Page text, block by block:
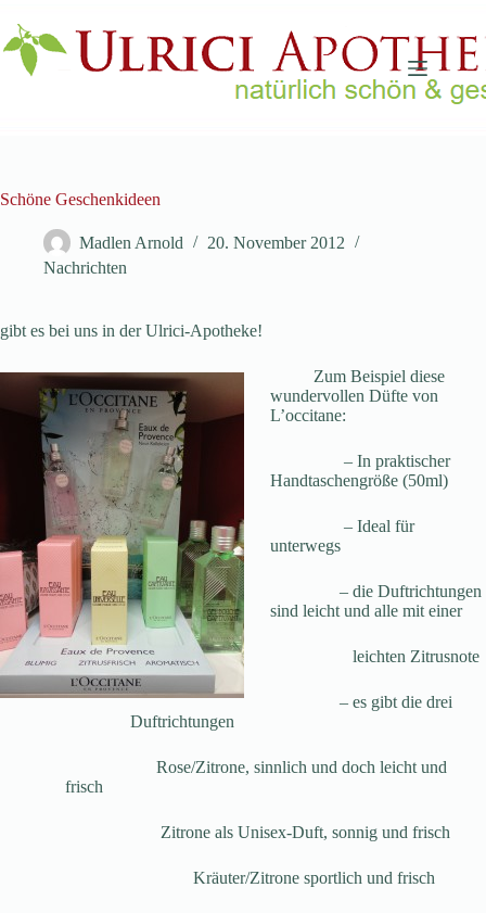
Inhalt
springen
Schöne Geschenkideen
Madlen Arnold
20. November 2012
Nachrichten
gibt es bei uns in der Ulrici-Apotheke!
Zum Beispiel diese
wundervollen Düfte von
L’occitane:
– In praktischer
Handtaschengröße (50ml)
– Ideal für
unterwegs
– die Duftrichtungen
sind leicht und alle mit einer
leichten Zitrusnote
– es gibt die drei
Duftrichtungen
Rose/Zitrone, sinnlich und doch leicht und
frisch
Zitrone als Unisex-Duft, sonnig und frisch
Kräuter/Zitrone sportlich und frisch